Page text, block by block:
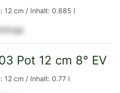
12 cm / Inhalt: 0.685 l
Pot 12 cm 8° EV
12 cm / Inhalt: 0.77 l